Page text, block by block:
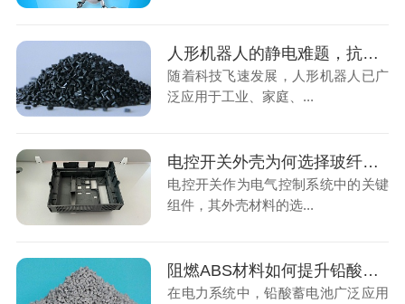
人形机器人的静电难题，抗静电 ABS 材料如何巧妙化解？
随着科技飞速发展，人形机器人已广
泛应用于工业、家庭、...
电控开关外壳为何选择玻纤增强PC材料？
电控开关作为电气控制系统中的关键
组件，其外壳材料的选...
阻燃ABS材料如何提升铅酸蓄电池的安全性？
在电力系统中，铅酸蓄电池广泛应用